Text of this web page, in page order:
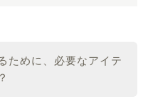
ために、必要なアイテ